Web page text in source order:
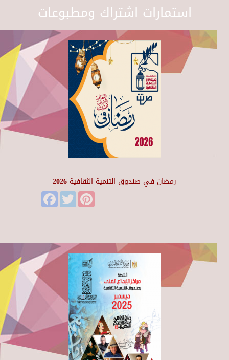
استمارات اشتراك ومطبوعات
رمضان في صندوق التنمية الثقافية 2026
FacebookTwitter